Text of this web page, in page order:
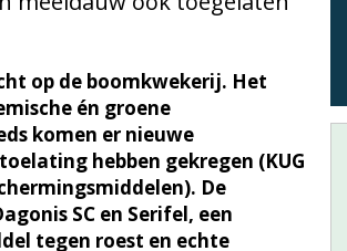
op de boomkwekerij. Het
én groene
komen er nieuwe
hebben gekregen (KUG
De
SC en Serifel, een
tegen roest en echte